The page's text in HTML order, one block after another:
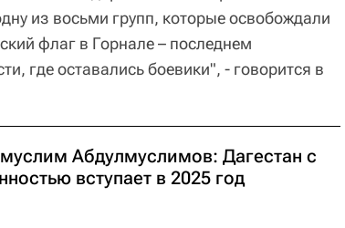
из восьми групп, которые освобождали
флаг в Горнале – последнем
где оставались боевики", - говорится в
Абдулмуслимов: Дагестан с
вступает в 2025 год